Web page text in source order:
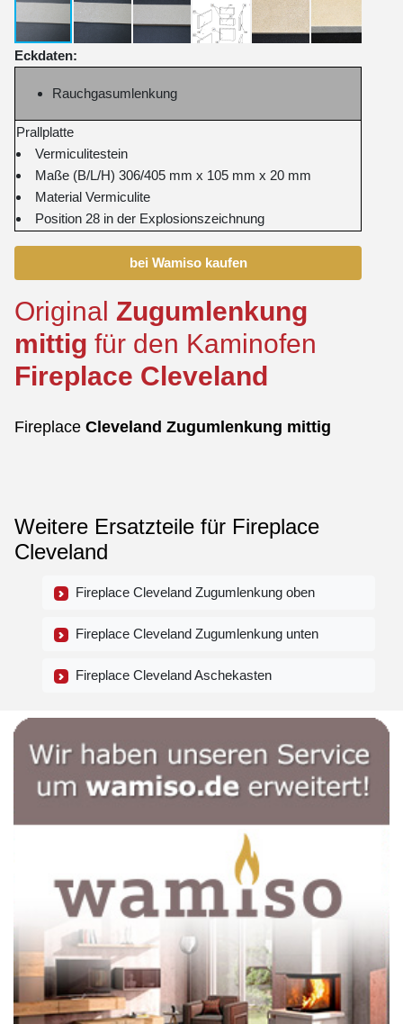
Eckdaten:
Rauchgasumlenkung
Prallplatte
Vermiculitestein
Maße (B/L/H) 306/405 mm x 105 mm x 20 mm
Material Vermiculite
Position 28 in der Explosionszeichnung
bei Wamiso kaufen
Original Zugumlenkung
mittig für den Kaminofen
Fireplace Cleveland
Fireplace Cleveland Zugumlenkung mittig
Weitere Ersatzteile für Fireplace
Cleveland
Fireplace Cleveland Zugumlenkung oben
Fireplace Cleveland Zugumlenkung unten
Fireplace Cleveland Aschekasten